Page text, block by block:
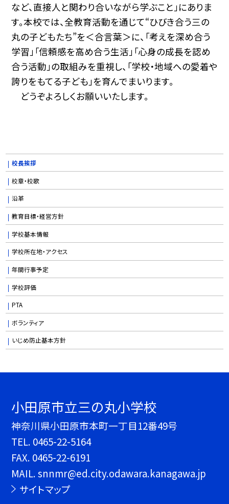
など、直接人と関わり合いながら学ぶこと」にありま
す。本校では、全教育活動を通じて“ひびき合う三の
丸の子どもたち”を＜合言葉＞に、「考えを深め合う
学習」「信頼感を高め合う生活」「心身の成長を認め
合う活動」の取組みを重視し、「学校・地域への愛着や
誇りをもてる子ども」を育んでまいります。
どうぞよろしくお願いいたします。
校長挨拶
校章・校歌
沿革
教育目標・経営方針
学校基本情報
学校所在地・アクセス
年間行事予定
学校評価
PTA
ボランティア
いじめ防止基本方針
小田原市立三の丸小学校
神奈川県小田原市本町一丁目12番49号
TEL. 0465-22-5164
FAX. 0465-22-6191
MAIL. snnmr@ed.city.odawara.kanagawa.jp
サイトマップ